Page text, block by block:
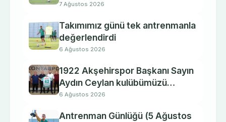
7 Ağustos 2026
Takımımız günü tek antrenmanla
değerlendirdi
6 Ağustos 2026
1922 Akşehirspor Başkanı Sayın
Aydın Ceylan kulübümüzü
ziyaret etti.
6 Ağustos 2026
Antrenman Günlüğü (5 Ağustos